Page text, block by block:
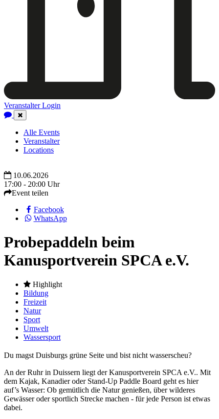
Veranstalter Login
Close
Navigation
Alle Events
Veranstalter
Locations
10.06.2026
17:00 - 20:00 Uhr
Event teilen
Facebook
WhatsApp
Probepaddeln beim
Kanusportverein SPCA e.V.
Highlight
Bildung
Freizeit
Natur
Sport
Umwelt
Wassersport
Du magst Duisburgs grüne Seite und bist nicht wasserscheu?
An der Ruhr in Duissern liegt der Kanusportverein SPCA e.V.. Mit
dem Kajak, Kanadier oder Stand-Up Paddle Board geht es hier
auf’s Wasser: Ob gemütlich die Natur genießen, über wilderes
Gewässer oder sportlich Strecke machen - für jede Person ist etwas
dabei.